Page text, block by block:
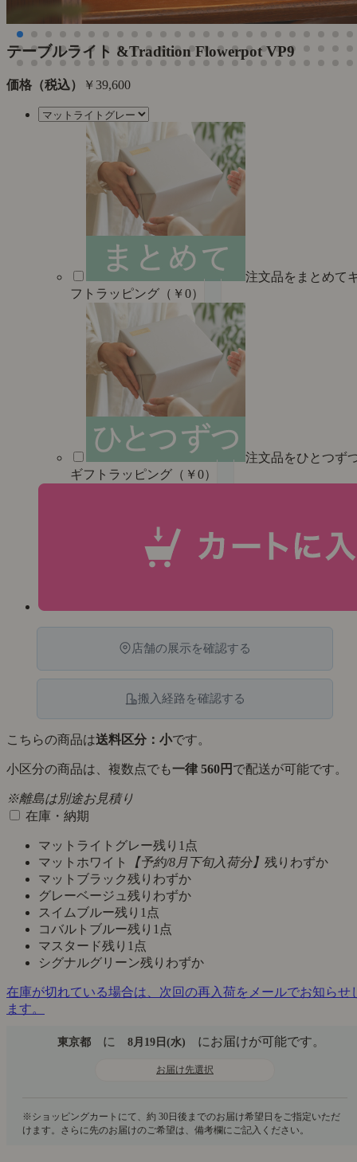
テーブルライト &Tradition Flowerpot VP9
価格（税込） ￥39,600
注文品をまとめて
フトラッピング（￥0）
注文品をひとつず
ギフトラッピング（￥0）
店舗の展示を確認する
搬入経路を確認する
こちらの商品は送料区分：小です。
小区分の商品は、複数点でも一律 560円 で配送が可能です。
※離島は別途お見積り
在庫・納期
マットライトグレー残り1点
マットホワイト
【予約/8月下旬入荷分】 残りわずか
マットブラック残りわずか
グレーベージュ 残りわずか
スイムブルー残り1点
コバルトブルー残り1点
マスタード残り1点
シグナルグリーン残りわずか
在庫が切れている場合は、次回の再入荷をメールでお知らせ
ます。
東京都 に 8月19日(水) にお届けが可能です。
お届け先選択